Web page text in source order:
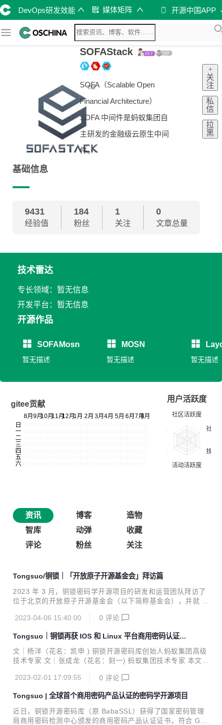
DevOps研发效能 媒体矩阵 开源中国APP
SOFAStack
SOFA（Scalable Open
Financial Architecture）
SOFA 中间件是蚂蚁集团自
主研发的金融级云原生中间
件。
+
关
注
私
信
拉
黑
基础信息
9431
经验值
184
粉丝
1
关注
0
文章总量
技术雷达
专长领域：暂无信息
开发平台：暂无信息
开源作品
SOFAMosn
暂无描述
MOSN
暂无描述 暂无描述
gitee贡献
用户活跃度
资讯 博客
造物
智库
动弹
收藏
评论
粉丝 关注
Tongsuo/铜锁｜「开放原子开源基金会」拜访篇
2023 年 3 月，铜锁密码学开源项目的研发和运营团队拜访了
位于北京的开放原子开源基金会（以下简称基金会），并就 2
运营层面展开更加积极的交流，并在 2023 年中对基金会主导
的“开放原子训练营”、“开放原子开源大赛”等主题活动，努力
让铜锁开源社区更好的发展，并为社区用户和开发者们带来更
大的价值。 本次铜锁项目团队也设计了一个小小的调查问卷，
希望能收到大家的反馈，让我们可以更好的服务更多的开发者
和用户，成为让千家万户都能开箱即用的“铜锁”。 悄悄告诉正
2023-04-06 15:40:00 0 评论
Tongsuo｜铜锁再获 IOS 和 Linux 平台商用密码认证资
质
文｜杨洋（花名：凯申 ) 铜锁开源密码库创始人蚂蚁集团高级
技术专家 文｜张成龙（花名：刻一) 蚂蚁集团技术专家 本文 1
全球首个商用密码产品认证的密码学开源项目》，向外界公布
的 Android 平台一级资质。 2023 兔年伊始，铜锁再次获得了
两个商用密码认证证书，即《BabaSSL IOS 端软件密码模
块》和《应用安全软件密码模块（Linux 版）》，分别对应 IO
2023-02-01 17:09:55 0 评论
Tongsuo | 全球首个商用密码产品认证的密码学开源项目
近日，铜锁开源密码库（原 BabaSSL）获得了国家密码管理
局商用密码检测中心颁发的商用密码产品认证证书，符合 GM/